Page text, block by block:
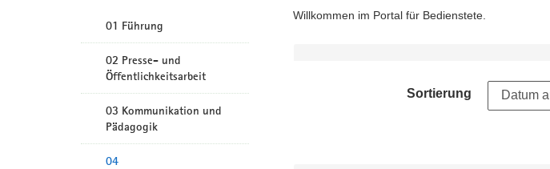
01 Führung
02 Presse- und
Öffentlichkeitsarbeit
03 Kommunikation und
Pädagogik
04
Willkommen im Portal für Bedienstete.
Sortierung